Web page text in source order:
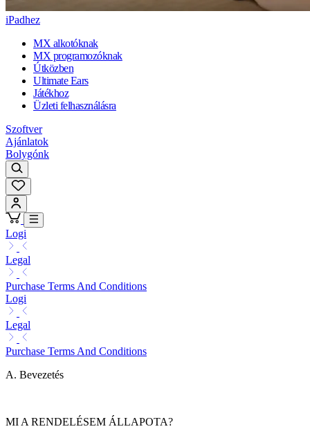
iPadhez
MX alkotóknak
MX programozóknak
Útközben
Ultimate Ears
Játékhoz
Üzleti felhasználásra
Szoftver
Ajánlatok
Bolygónk
Logi
Legal
Purchase Terms And Conditions
Logi
Legal
Purchase Terms And Conditions
A. Bevezetés
MI A RENDELÉSEM ÁLLAPOTA?